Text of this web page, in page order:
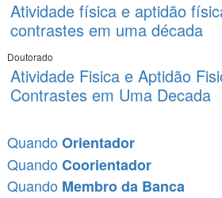
Atividade física e aptidão
contrastes em uma década
Doutorado
Atividade Fisica e Aptidão
Contrastes em Uma Decada
QuandoOrientador
QuandoCoorientador
Quando Membro da Banca